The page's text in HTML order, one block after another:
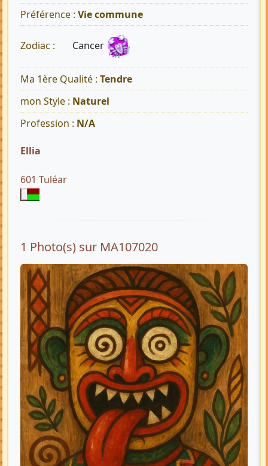
Préférence : Vie commune
Zodiac : Cancer
Ma 1ère Qualité : Tendre
mon Style : Naturel
Profession : N/A
Ellia
601 Tuléar
1 Photo(s) sur MA107020